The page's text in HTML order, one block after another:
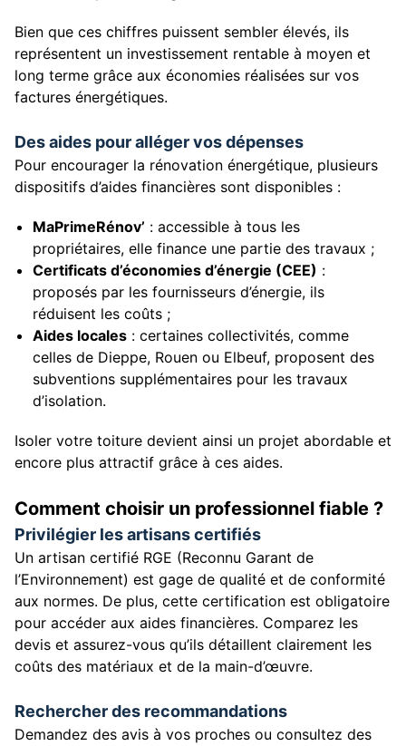
Bien que ces chiffres puissent sembler élevés, ils
représentent un investissement rentable à moyen et
long terme grâce aux économies réalisées sur vos
factures énergétiques.
Des aides pour alléger vos dépenses
Pour encourager la rénovation énergétique, plusieurs
dispositifs d’aides financières sont disponibles :
MaPrimeRénov’ : accessible à tous les
propriétaires, elle finance une partie des travaux ;
Certificats d’économies d’énergie (CEE) :
proposés par les fournisseurs d’énergie, ils
réduisent les coûts ;
Aides locales : certaines collectivités, comme
celles de Dieppe, Rouen ou Elbeuf, proposent des
subventions supplémentaires pour les travaux
d’isolation.
Isoler votre toiture devient ainsi un projet abordable et
encore plus attractif grâce à ces aides.
Comment choisir un professionnel fiable ?
Privilégier les artisans certifiés
Un artisan certifié RGE (Reconnu Garant de
l’Environnement) est gage de qualité et de conformité
aux normes. De plus, cette certification est obligatoire
pour accéder aux aides financières. Comparez les
devis et assurez-vous qu’ils détaillent clairement les
coûts des matériaux et de la main-d’œuvre.
Rechercher des recommandations
Demandez des avis à vos proches ou consultez des